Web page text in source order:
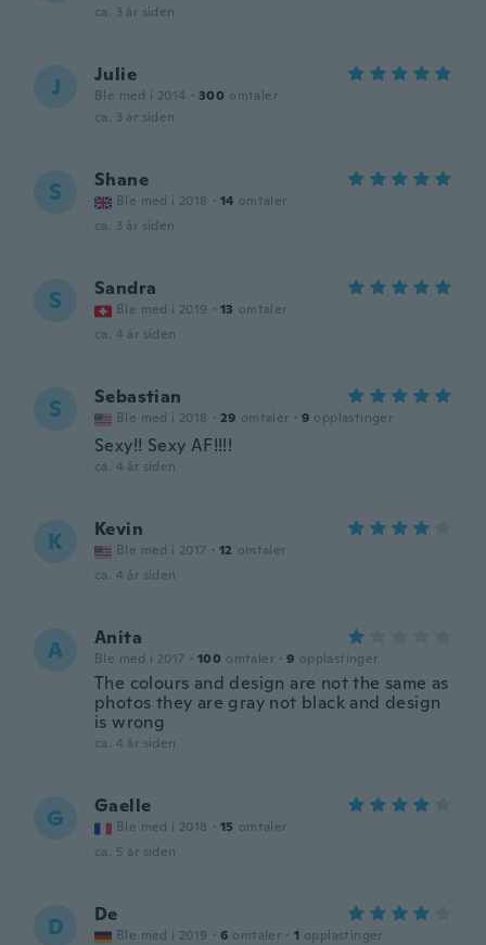
ca. 3 år siden
J Julie
Ble med i 2014 · 300 omtaler
ca. 3 år siden
S Shane
Ble med i 2018 · 14 omtaler
ca. 3 år siden
S Sandra
Ble med i 2019 · 13 omtaler
ca. 4 år siden
S Sebastian
Ble med i 2018 · 29 omtaler · 9 opplastinger
Sexy!! Sexy AF!!!!
ca. 4 år siden
K Kevin
Ble med i 2017 · 12 omtaler
ca. 4 år siden
A Anita
Ble med i 2017 · 100 omtaler · 9 opplastinger
The colours and design are not the same as
photos they are gray not black and design
is wrong
ca. 4 år siden
G Gaelle
Ble med i 2018 · 15 omtaler
ca. 5 år siden
D De
Ble med i 2019 · 6 omtaler · 1 opplastinger